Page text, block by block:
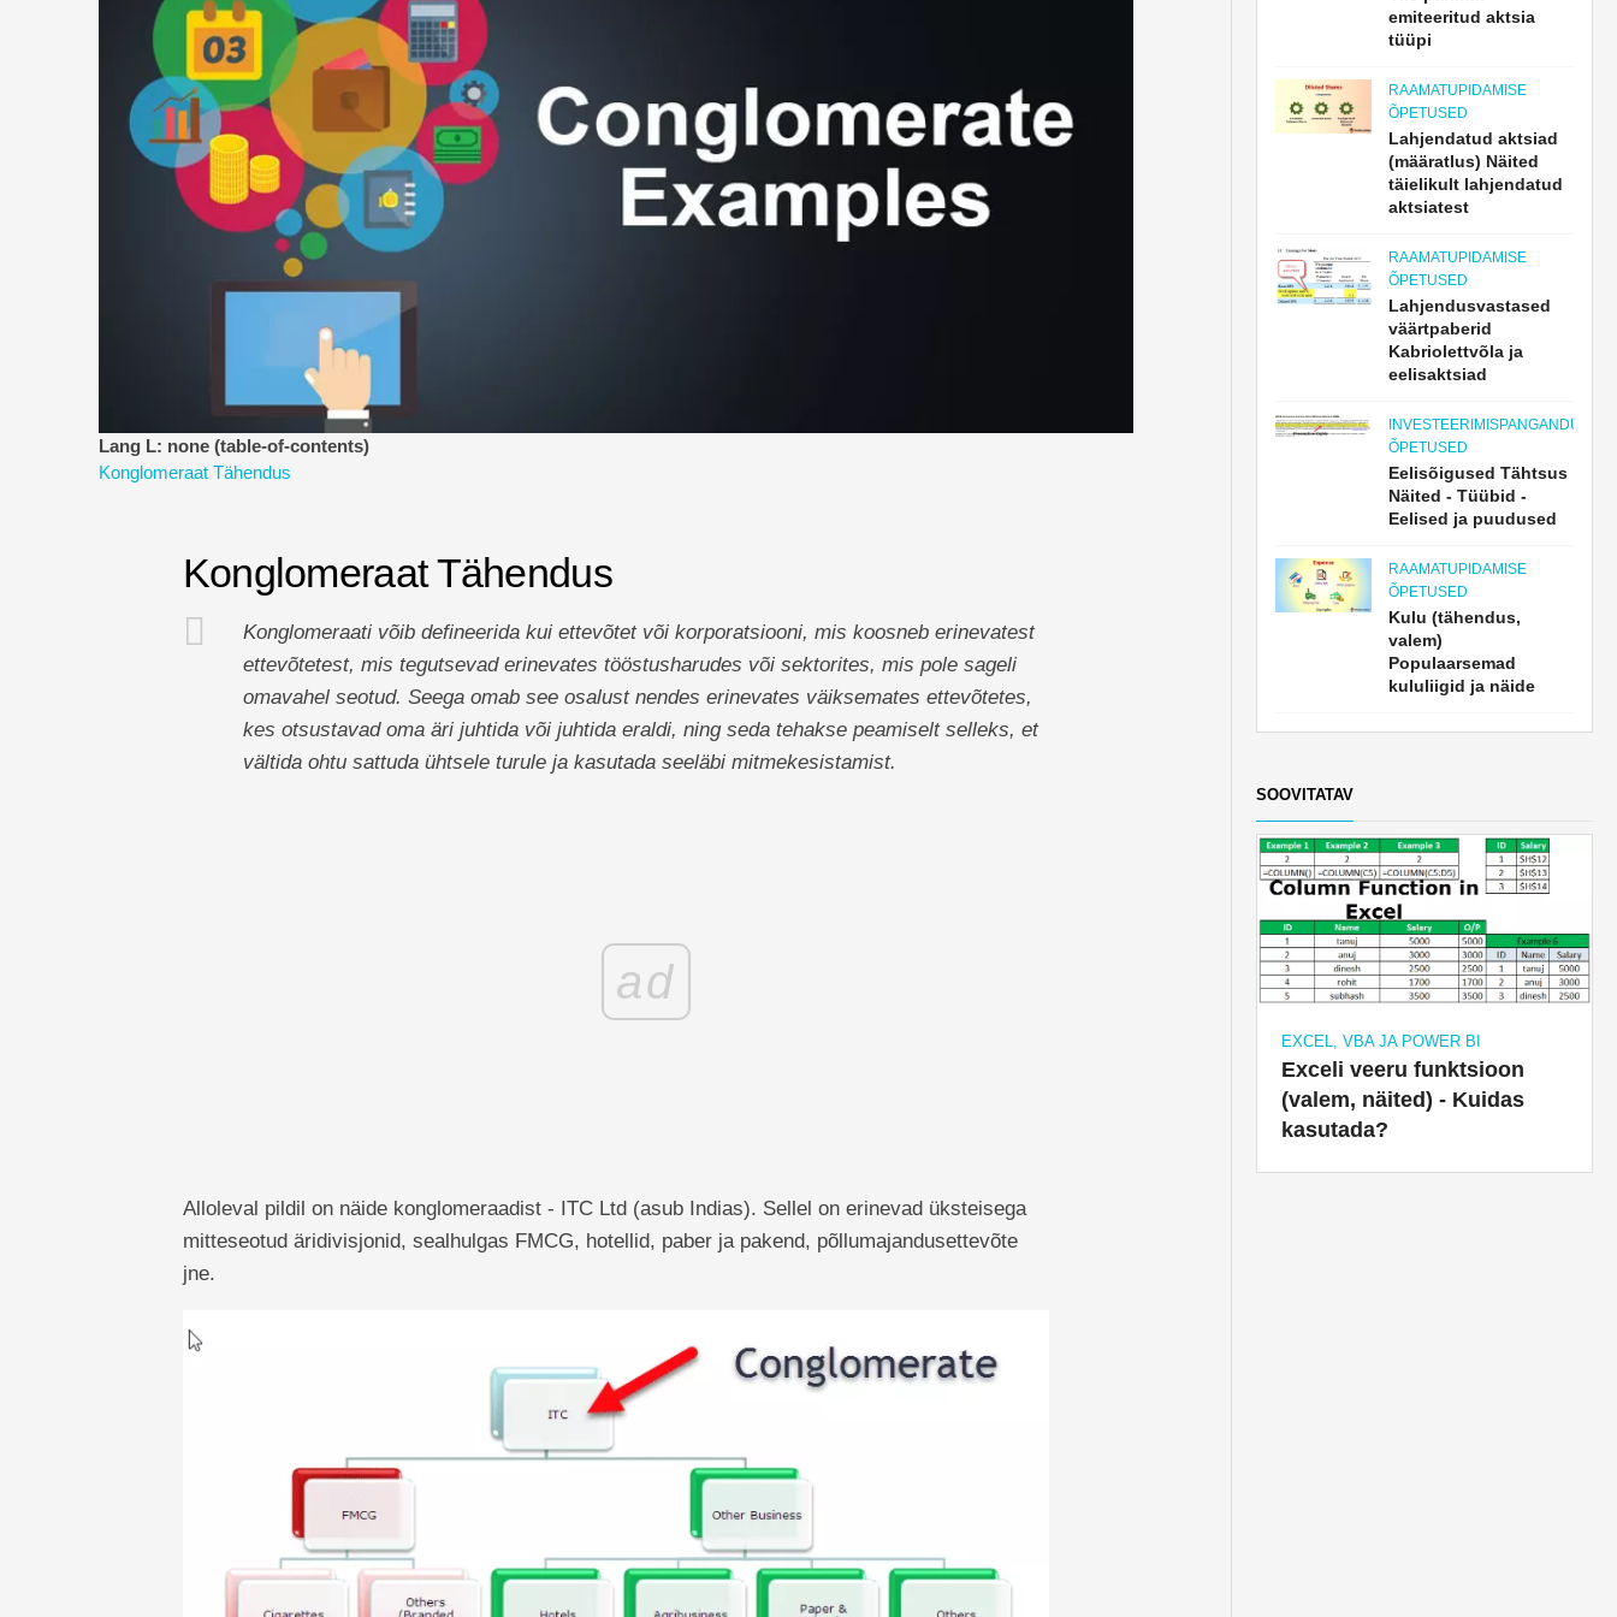
Lang L: none (table-of-contents)
Konglomeraat Tähendus
Konglomeraat Tähendus
Konglomeraati võib defineerida kui ettevõtet või korporatsiooni, mis koosneb erinevatest
ettevõtetest, mis tegutsevad erinevates tööstusharudes või sektorites, mis pole sageli
omavahel seotud. Seega omab see osalust nendes erinevates väiksemates ettevõtetes,
kes otsustavad oma äri juhtida või juhtida eraldi, ning seda tehakse peamiselt selleks, et
vältida ohtu sattuda ühtsele turule ja kasutada seeläbi mitmekesistamist.
ad
Alloleval pildil on näide konglomeraadist - ITC Ltd (asub Indias). Sellel on erinevad üksteisega
mitteseotud äridivisjonid, sealhulgas FMCG, hotellid, paber ja pakend, põllumajandusettevõte
jne.
emiteeritud aktsia
tüüpi
RAAMATUPIDAMISE
ÕPETUSED
Lahjendatud aktsiad
(määratlus) Näited
täielikult lahjendatud
aktsiatest
RAAMATUPIDAMISE
ÕPETUSED
Lahjendusvastased
väärtpaberid
Kabriolettvõla ja
eelisaktsiad
INVESTEERIMISPANGANDUSE
ÕPETUSED
Eelisõigused Tähtsus
Näited - Tüübid -
Eelised ja puudused
RAAMATUPIDAMISE
ÕPETUSED
Kulu (tähendus,
valem)
Populaarsemad
kululiigid ja näide
SOOVITATAV
EXCEL, VBA JA POWER BI
Exceli veeru funktsioon
(valem, näited) - Kuidas
kasutada?